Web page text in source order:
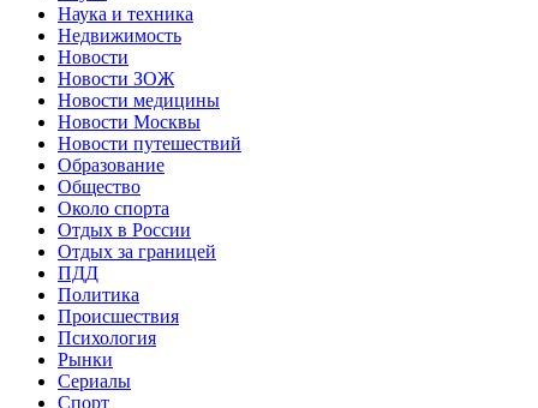
Наука и техника
Недвижимость
Новости
Новости ЗОЖ
Новости медицины
Новости Москвы
Новости путешествий
Образование
Общество
Около спорта
Отдых в России
Отдых за границей
ПДД
Политика
Происшествия
Психология
Рынки
Сериалы
Спорт